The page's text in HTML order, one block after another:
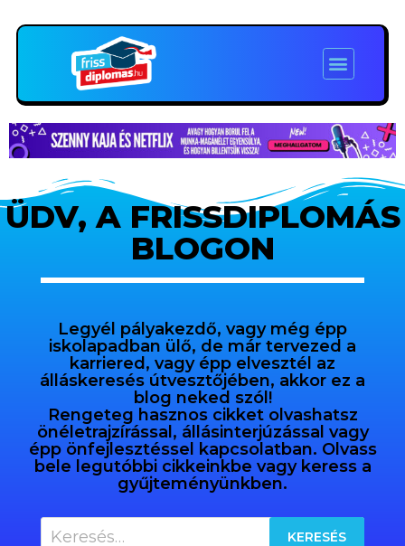
ÜDV, A FRISSDIPLOMÁS
BLOGON
Legyél pályakezdő, vagy még épp
iskolapadban ülő, de már tervezed a
karriered, vagy épp elvesztél az
álláskeresés útvesztőjében, akkor ez a
blog neked szól!
Rengeteg hasznos cikket olvashatsz
önéletrajzírással, állásinterjúzással vagy
épp önfejlesztéssel kapcsolatban. Olvass
bele legutóbbi cikkeinkbe vagy keress a
gyűjteményünkben.